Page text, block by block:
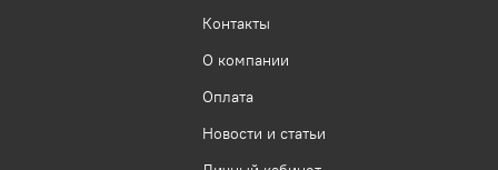
Контакты
О компании
Оплата
Новости и статьи